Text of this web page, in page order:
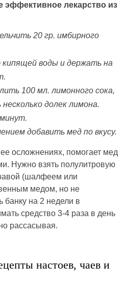
эффективное лекарство из
20 гр. имбирного
воды и держать на
100 мл. лимонного сока,
долек лимона.
добавить мед по вкусу.
осложнениях, помогает мед
Нужно взять полулитровую
(шалфеем или
медом, но не
банку на 2 недели в
средство 3-4 раза в день
рассасывая.
настоев, чаев и